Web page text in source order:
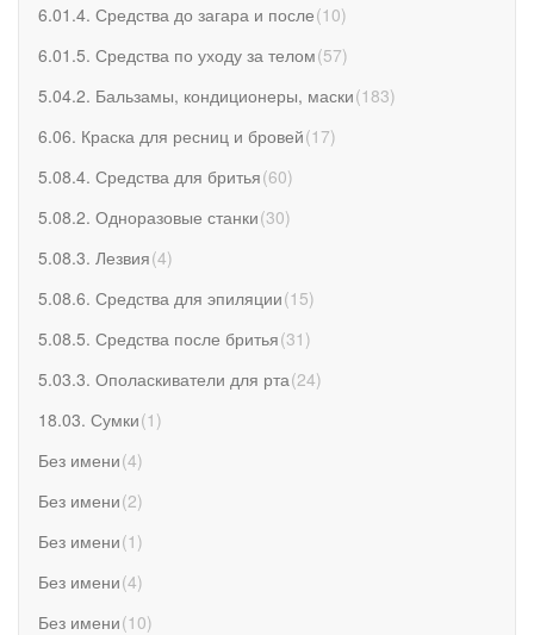
6.01.4. Средства до загара и после(10)
6.01.5. Средства по уходу за телом(57)
5.04.2. Бальзамы, кондиционеры, маски(183)
6.06. Краска для ресниц и бровей(17)
5.08.4. Средства для бритья(60)
5.08.2. Одноразовые станки(30)
5.08.3. Лезвия(4)
5.08.6. Средства для эпиляции(15)
5.08.5. Средства после бритья(31 )
5.03.3. Ополаскиватели для рта(24)
18.03. Сумки(1 )
Без имени(4)
Без имени(2)
Без имени(1 )
Без имени(4)
Без имени(10)